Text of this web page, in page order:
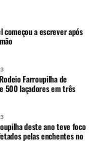
começou a escrever após
Farroupilha de
500 laçadores em três
deste ano teve foco
pelas enchentes no